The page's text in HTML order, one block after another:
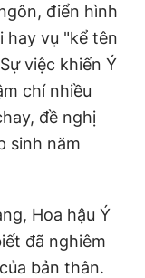
điển hình
hay vụ "kể tên
việc khiến Ý
chí nhiều
đề nghị
sinh năm
Hoa hậu Ý
đã nghiêm
bản thân.